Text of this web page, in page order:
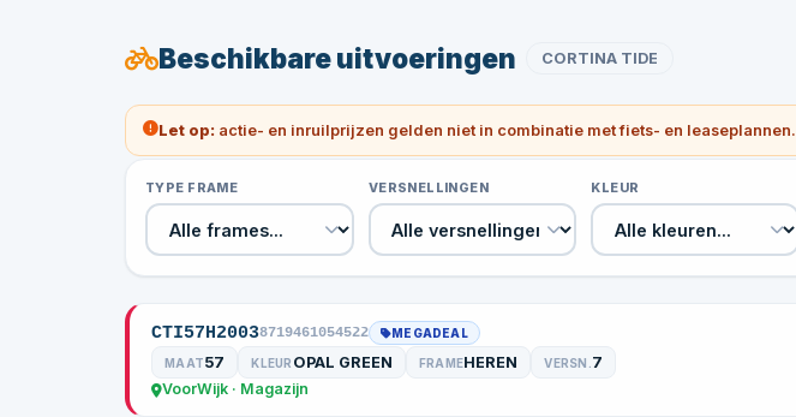
Beschikbare uitvoeringen CORTINA TIDE
Let op: actie- en inruilprijzen gelden niet in combinatie met fiets- en leaseplannen.
TYPE FRAME VERSNELLINGEN KLEUR
CTI57H20038719461054522 MEGADEAL
MAAT57 KLEUR OPAL GREEN FRAMEHEREN VERSN. 7
VoorWijk · Magazijn